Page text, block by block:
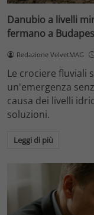
Danubio a livelli
fermano a
Redazione VelvetMAG
Le crociere fluviali
un'emergenza
causa dei livelli
soluzioni.
Leggi di più